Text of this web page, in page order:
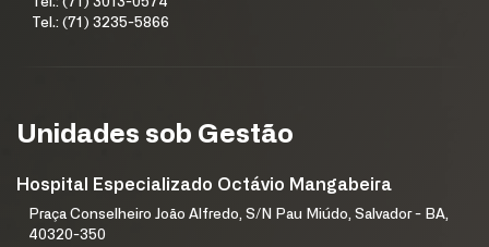
Tel.: (71) 3235-5866
Unidades sob Gestão
Hospital Especializado Octávio Mangabeira
Praça Conselheiro João Alfredo, S/N Pau Miúdo, Salvador - BA,
40320-350